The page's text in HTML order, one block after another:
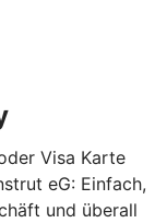
Visa Karte
eG: Einfach,
und überall